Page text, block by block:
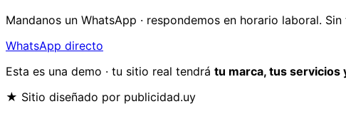
Mandanos un WhatsApp · respondemos en horario laboral.
WhatsApp directo
Esta es una demo · tu sitio real tendrá tu marca, tus servicios
★ Sitio diseñado por publicidad.uy